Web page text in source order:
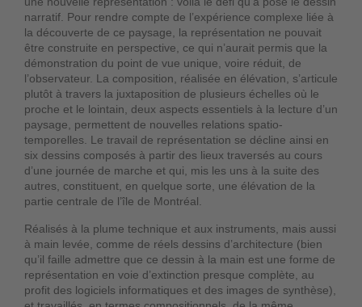
narratif. Pour rendre compte de l’expérience complexe liée à
la découverte de ce paysage, la représentation ne pouvait
être construite en perspective, ce qui n’aurait permis que la
démonstration du point de vue unique, voire réduit, de
l’observateur. La composition, réalisée en élévation, s’articule
plutôt à travers la juxtaposition de plusieurs échelles où le
proche et le lointain, deux aspects essentiels à la lecture d’un
paysage, permettent de nouvelles relations spatio-
temporelles. Le travail de représentation se décline ainsi en
six dessins composés à partir des lieux traversés au cours
d’une journée de marche et qui, mis les uns à la suite des
autres, constituent, en quelque sorte, une élévation de la
partie centrale de l’île de Montréal.
Réalisés à la plume technique et aux instruments, mais aussi
à main levée, comme de réels dessins d’architecture (bien
qu’il faille admettre que ce dessin à la main est une forme de
représentation en voie d’extinction presque complète, au
profit des logiciels informatiques et des images de synthèse),